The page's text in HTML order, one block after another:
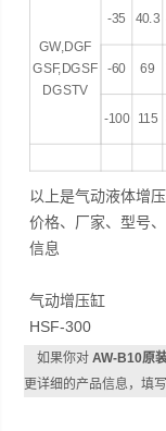
GW,DGF
GSF,DGSF
DGSTV
-35 40.3
-60 69
-100 115
以上是气动液体增
价格、厂家、型号
信息
气动增压缸
HSF-300
如果你对AW-B10原
更详细的产品信息，填